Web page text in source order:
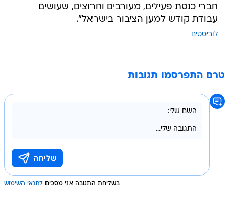
חברי כנסת פעילים, מעורבים וחרוצים, שעושים
עבודת קודש למען הציבור בישראל".
לוביסטים
טרם התפרסמו תגובות
בשליחת התגובה אני מסכים לתנאי השימוש